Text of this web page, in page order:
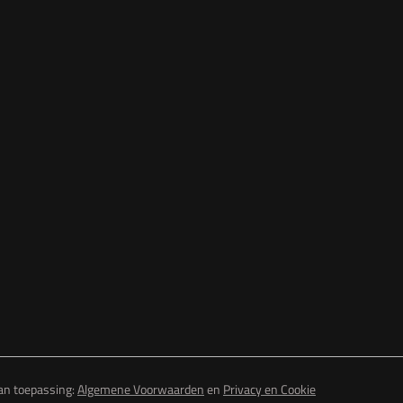
toepassing:Algemene Voorwaardenen Privacy en Cookie